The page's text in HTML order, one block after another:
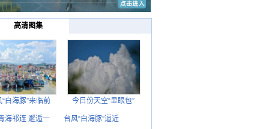
高清图集
“白海豚”来临前 今日份天空“显眼包”
海祁连 邂逅一
台风“白海豚”逼近